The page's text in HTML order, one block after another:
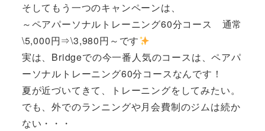
そしてもう一つのキャンペーンは、
～ペアパーソナルトレーニング60分コース 通常
\5,000円⇒\3,980円～です
実は、Bridgeでの今一番人気のコースは、ペアパ
ーソナルトレーニング60分コースなんです！
夏が近づいてきて、トレーニングをしてみたい。
でも、外でのランニングや月会費制のジムは続か
ない・・・